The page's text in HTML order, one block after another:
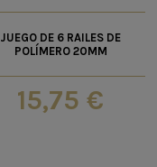
JUEGO DE 6 RAILES DE
POLÍMERO 20MM
15,75 €